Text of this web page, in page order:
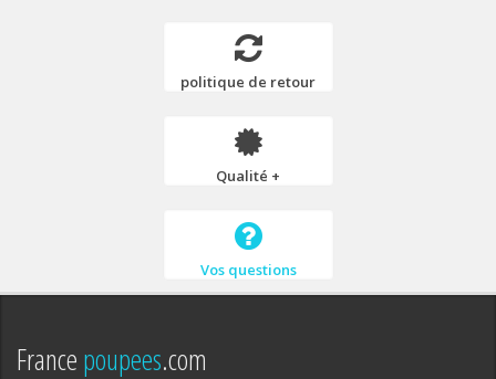
politique de retour
Qualité +
Vos questions
Francepoupees.com